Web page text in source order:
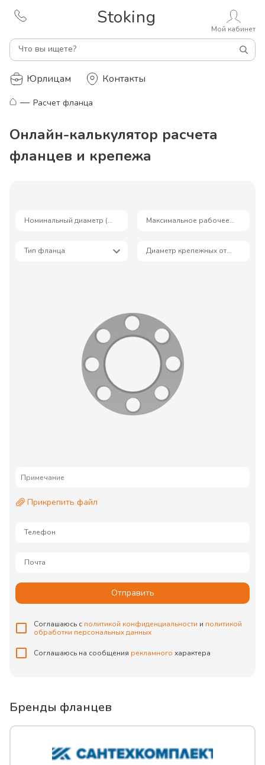
Stoking
Что вы ищете?
Мой кабинет
Юрлицам
Контакты
— Расчет фланца
Онлайн-калькулятор расчета
фланцев и крепежа
Номинальный диаметр (DN), мм Максимальное рабочее давление, бар
Тип фланца Диаметр крепежных отверстий, мм
Телефон
Почта
Прикрепить файл
Отправить
Соглашаюсь с политикой конфиденциальности и политикой
обработки персональных данных
Соглашаюсь на сообщения рекламного характера
Бренды фланцев